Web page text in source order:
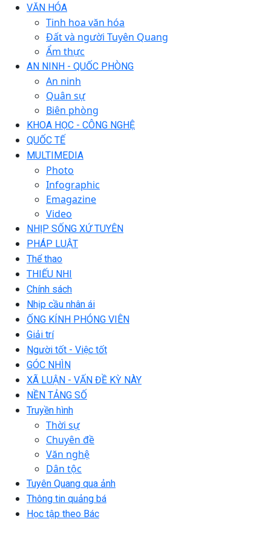
VĂN HÓA
Tinh hoa văn hóa
Đất và người Tuyên Quang
Ẩm thực
AN NINH - QUỐC PHÒNG
An ninh
Quân sự
Biên phòng
KHOA HỌC - CÔNG NGHỆ
QUỐC TẾ
MULTIMEDIA
Photo
Infographic
Emagazine
Video
NHỊP SỐNG XỨ TUYÊN
PHÁP LUẬT
Thể thao
THIẾU NHI
Chính sách
Nhịp cầu nhân ái
ỐNG KÍNH PHÓNG VIÊN
Giải trí
Người tốt - Việc tốt
GÓC NHÌN
XÃ LUẬN - VẤN ĐỀ KỲ NÀY
NỀN TẢNG SỐ
Truyền hình
Thời sự
Chuyên đề
Văn nghệ
Dân tộc
Tuyên Quang qua ảnh
Thông tin quảng bá
Học tập theo Bác